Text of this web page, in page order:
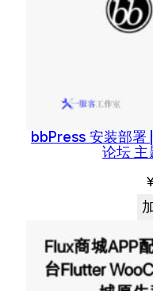
bbPress 安装部署
论坛 主